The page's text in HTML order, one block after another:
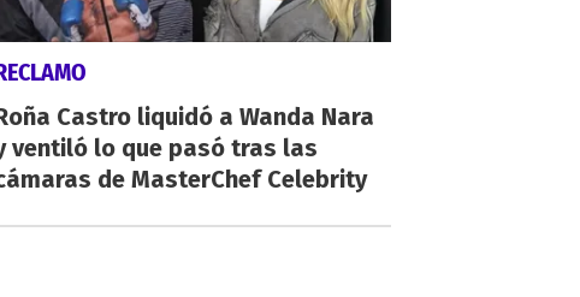
Castro liquidó a Wanda Nara
ventiló lo que pasó tras las
de MasterChef Celebrity